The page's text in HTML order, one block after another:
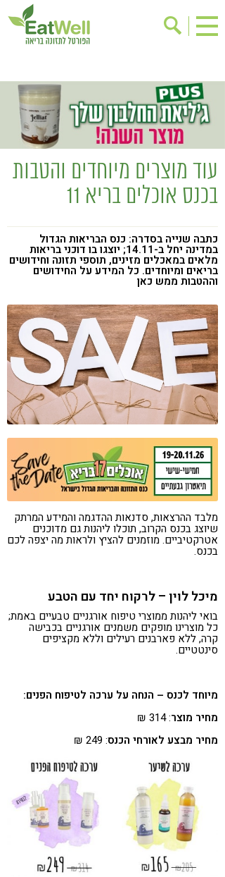
בישול בריא
אינדקס עסקים
ריפוי ומניעת מחלות
בריאות האישה
תוספי תזונה
מתכוני בריאות
אירועים
שינוי תזונתי
גישות בתזונה
דיאטה
ניקוי רעלים
מזונות על
ילדים
תזונה וספורט
הפרעות קשב & ריכוז
אכילה רגשית
רגישות לגלוטן
טעים להכיר
קורונה
טבעונות
עוד מוצרים מיוחדים והטבות
בכנס אוכלים בריא 11
כתבה שנייה בסדרה: כנס הבריאות הגדול
במדינה יחל ב-14.11; יוצגו בו דוכני בריאות
מלאים במאכלים מזינים, תוספי תזונה וחידושים
בריאים ומיוחדים. כל המידע על החידושים
וההטבות ממש כאן
מלבד ההרצאות, סדנאות ההדגמה והמידע המרתק
שיוצג בכנס הקרוב, תוכלו ליהנות גם מדוכנים
אטרקטיביים. מוזמנים להציץ ולראות מה יצפה לכם
בכנס.
מיכל לוין – לרקוח יחד עם הטבע
בואי ליהנות ממוצרי טיפוח אורגניים טבעיים באמת;
כל מוצרינו מופקים משמנים אורגניים בכבישה
קרה, ללא פארבנים רעילים וללא מקציפים
סינטטיים.
מיוחד לכנס – הנחה על ערכה לטיפוח הפנים:
מחיר מוצר: 314 ₪
מחיר מבצע לאורחי הכנס: 249 ₪